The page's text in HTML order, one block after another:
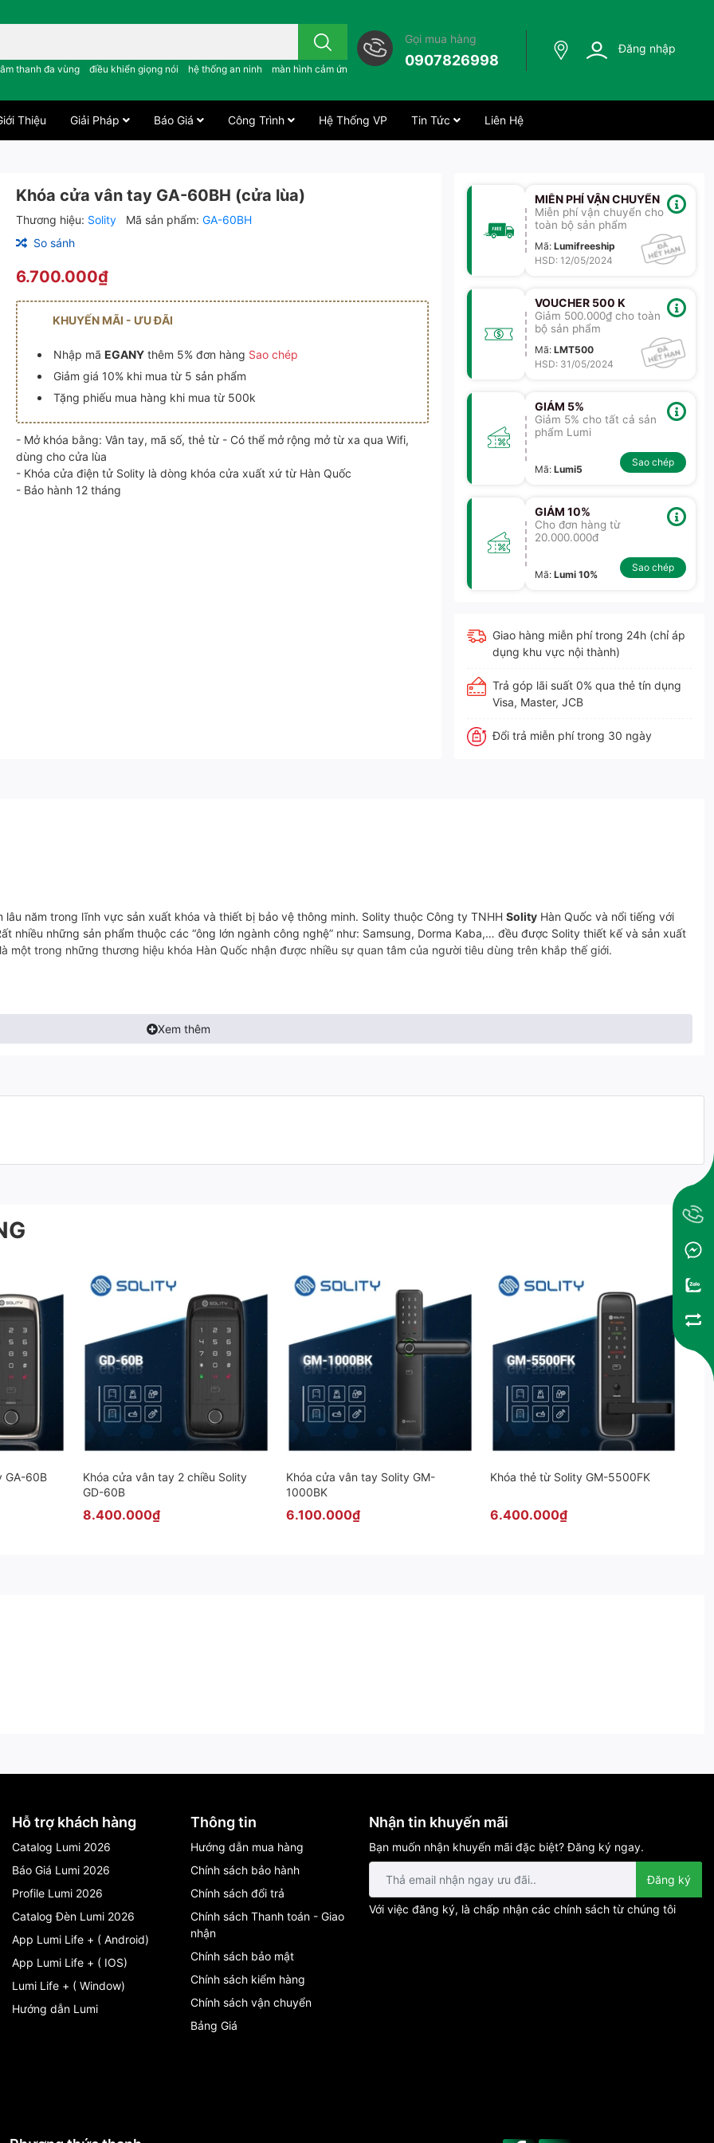
tắc cảm ứng..; âm thanh đa vùng ; điều khiển giọng nói ;
âm thanh đa vùng điều khiển giọng nói hệ thống an ninh màn hình cảm ứng
Gọi mua hàng
0907826998
Đăng nhập
Thiệu Giải Pháp Báo Giá Công Trình Hệ Thống VP Tin Tức Liên Hệ
(cửa lùa)
Khóa cửa vân tay GA-60BH (cửa lùa)
Thương hiệu: Solity Mã sản phẩm: GA-60BH
So sánh
6.700.000₫
KHUYẾN MÃI - ƯU ĐÃI
Nhập mã EGANYthêm 5% đơn hàng Sao chép
Giảm giá 10% khi mua từ 5 sản phẩm
Tặng phiếu mua hàng khi mua từ 500k
- Mở khóa bằng: Vân tay, mã số, thẻ từ - Có thể mở rộng mở từ xa qua Wifi,
dùng cho cửa lùa
- Khóa cửa điện tử Solity là dòng khóa cửa xuất xứ từ Hàn Quốc
- Bảo hành 12 tháng
MIỄN PHÍ VẬN CHUYỂN
Miễn phí vận chuyển cho
toàn bộ sản phẩm
Mã:Lumifreeship
HSD: 12/05/2024
VOUCHER 500 K
Giảm 500.000₫ cho toàn
bộ sản phẩm
Mã:LMT500
HSD: 31/05/2024
GIẢM 5%
Giảm 5% cho tất cả sản
phẩm Lumi
Mã:Lumi5
Sao chép
GIẢM 10%
Cho đơn hàng từ
20.000.000đ
Mã:Lumi 10%
Sao chép
Giao hàng miễn phí trong 24h (chỉ áp
dụng khu vực nội thành)
Trả góp lãi suất 0% qua thẻ tín dụng
Visa, Master, JCB
Đổi trả miễn phí trong 30 ngày
năm trong lĩnh vực sản xuất khóa và thiết bị bảo vệ thông minh. Solity thuộc Công ty TNHH Solity Hàn Quốc và nổi tiếng với
nhiều những sản phẩm thuộc các “ông lớn ngành công nghệ” như: Samsung, Dorma Kaba,… đều được Solity thiết kế và sản xuất
một trong những thương hiệu khóa Hàn Quốc nhận được nhiều sự quan tâm của người tiêu dùng trên khắp thế giới.
lùa với thiết kế nhỏ gọn, nhưng vẫn đảm bảo tích hợp nhiều chức năng mở khóa khác nhau, bao gồm: vân tay, thẻ từ và mã số.
cửa với kích thước khác nhau. Giống như nhiều sản phẩm khác của thương hiệu Solity, GA- 60BH cũng được rất nhiều người
diễn ra trong 1 lần chạm nhưng vẫn đảm bảo tính chính xác cao.
không quá nặng và có thể phù hợp với nhiều đối tượng sử dụng khác nhau.
thân của mọi loại cửa mà không tạo cảm giác thô.
sang trọng và hiện đại, từ đó giúp sản phẩm không chỉ là thiết bị bảo vệ mà còn được xem như một vật dụng trang trí phần cửa
sử dụng.
Giang
Xem thêm
GA-60B
Khóa cửa vân tay 2 chiều Solity
GD-60B
8.400.000₫
Khóa cửa vân tay Solity GM-
1000BK
6.100.000₫
Khóa thẻ từ Solity GM-5500FK
6.400.000₫
Hỗ trợ khách hàng
Catalog Lumi 2026
Báo Giá Lumi 2026
Profile Lumi 2026
Catalog Đèn Lumi 2026
App Lumi Life + ( Android)
App Lumi Life + ( IOS)
Lumi Life + ( Window)
Hướng dẫn Lumi
Thông tin
Hướng dẫn mua hàng
Chính sách bảo hành
Chính sách đổi trả
Chính sách Thanh toán - Giao
nhận
Chính sách bảo mật
Chính sách kiểm hàng
Chính sách vận chuyển
Bảng Giá
Nhận tin khuyến mãi
Bạn muốn nhận khuyến mãi đặc biệt? Đăng ký ngay.
Đăng ký
Với việc đăng ký, là chấp nhận các chính sách từ chúng tôi